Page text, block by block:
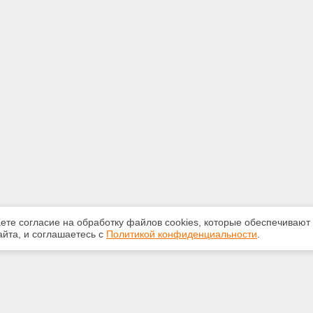
согласие на обработку файлов сооkiеs, которые обеспечивают
и соглашаетесь с Политикой конфиденциальности.